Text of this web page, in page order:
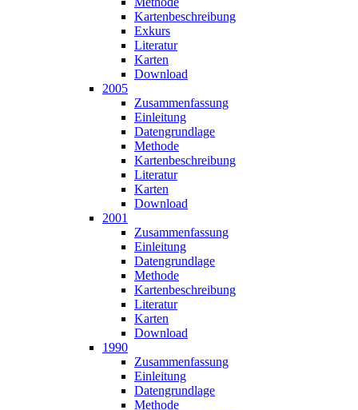
Karten­beschreibung
Exkurs
Literatur
Karten
Download
2005
Zusammen­fassung
Einleitung
Datengrundlage
Methode
Karten­beschreibung
Literatur
Karten
Download
2001
Zusammen­fassung
Einleitung
Datengrundlage
Methode
Karten­beschreibung
Literatur
Karten
Download
1990
Zusammen­fassung
Einleitung
Datengrundlage
Methode